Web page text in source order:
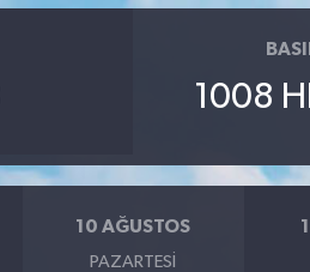
1008
10 AĞUSTOS
PAZARTESI